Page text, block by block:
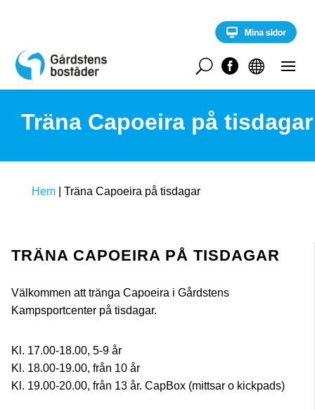
c
n


U
Träna Capoeira på tisdagar
Hem Träna Capoeira på tisdagar
TRÄNA CAPOEIRA PÅ TISDAGAR
Välkommen att tränga Capoeira i Gårdstens
Kampsportcenter på tisdagar.
Kl. 17.00-18.00, 5-9 år
Kl. 18.00-19.00, från 10 år
Kl. 19.00-20.00, från 13 år. CapBox (mittsar o kickpads)